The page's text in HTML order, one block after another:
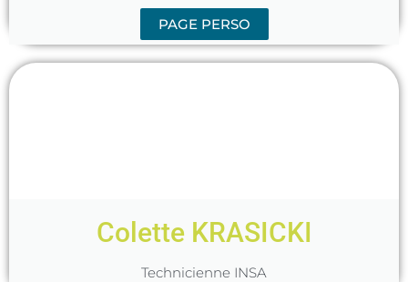
PAGE PERSO
Colette KRASICKI
Technicienne INSA